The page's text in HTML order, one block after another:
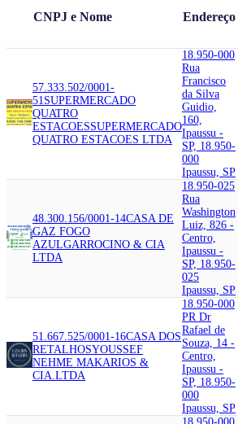
CNPJ e Nome Endereço
57.333.502/0001-
51SUPERMERCADO
QUATRO
ESTACOESSUPERMERCADO
QUATRO ESTACOES LTDA
18.950-000
Rua
Francisco
da Silva
Guidio,
160,
Ipaussu -
SP, 18.950-
000
Ipaussu, SP
48.300.156/0001-14CASA DE
GAZ FOGO
AZULGARROCINO & CIA
LTDA
18.950-025
Rua
Washington
Luiz, 826 -
Centro,
Ipaussu -
SP, 18.950-
025
Ipaussu, SP
51.667.525/0001-16CASA DOS
RETALHOSYOUSSEF
NEHME MAKARIOS &
CIA.LTDA
18.950-000
PR Dr
Rafael de
Souza, 14 -
Centro,
Ipaussu -
SP, 18.950-
000
Ipaussu, SP